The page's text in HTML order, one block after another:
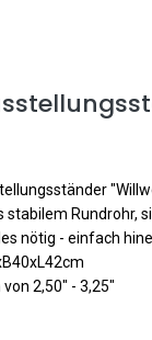
stabilem Rundrohr,
nötig - einfach
2,50" - 3,25"